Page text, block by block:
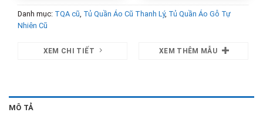
Danh mục: TQA cũ, Tủ Quần Áo Cũ Thanh Lý, Tủ Quần Áo Gỗ Tự
Nhiên Cũ
XEM CHI TIẾT XEM THÊM MẪU
MÔ TẢ